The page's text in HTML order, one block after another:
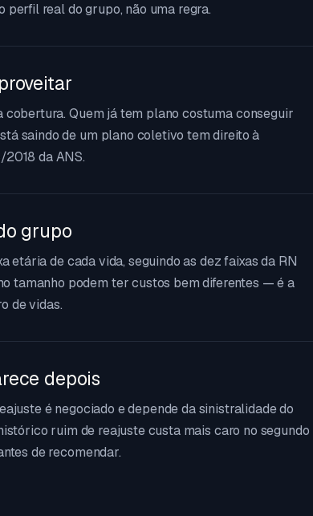
perfil real do grupo, não uma regra.
Quem já tem plano costuma conseguir
saindo de um plano coletivo tem direito à
da ANS.
grupo
de cada vida, seguindo as dez faixas da RN
tamanho podem ter custos bem diferentes — é a
de vidas.
depois
é negociado e depende da sinistralidade do
ruim de reajuste custa mais caro no segundo
de recomendar.